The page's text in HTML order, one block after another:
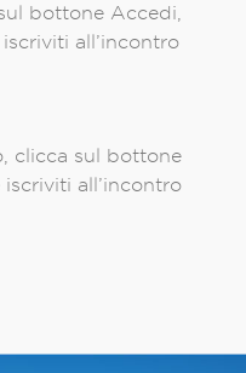
bottone Accedi,
all’incontro
clicca sul bottone
all’incontro